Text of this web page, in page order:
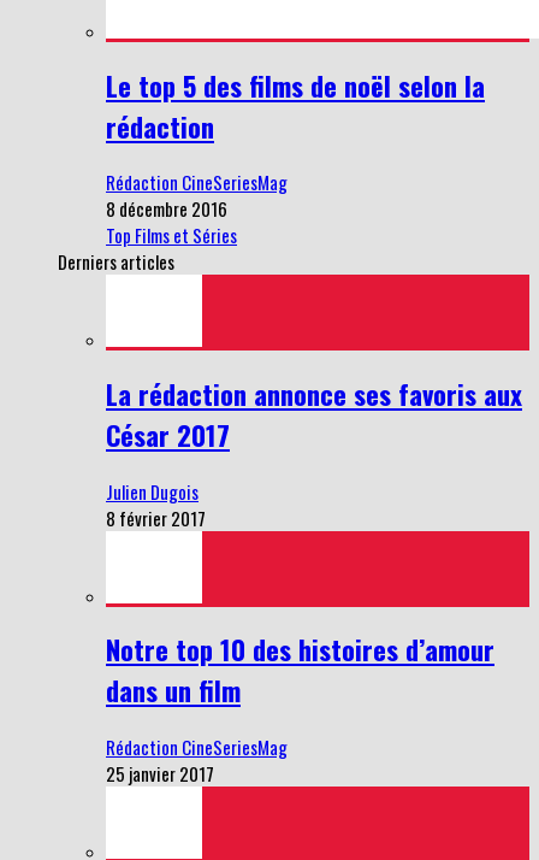
Le top 5 des films de noël selon la
rédaction
Rédaction CineSeriesMag
8 décembre 2016
Top Films et Séries
Derniers articles
La rédaction annonce ses favoris aux
César 2017
Julien Dugois
8 février 2017
Notre top 10 des histoires d’amour
dans un film
Rédaction CineSeriesMag
25 janvier 2017